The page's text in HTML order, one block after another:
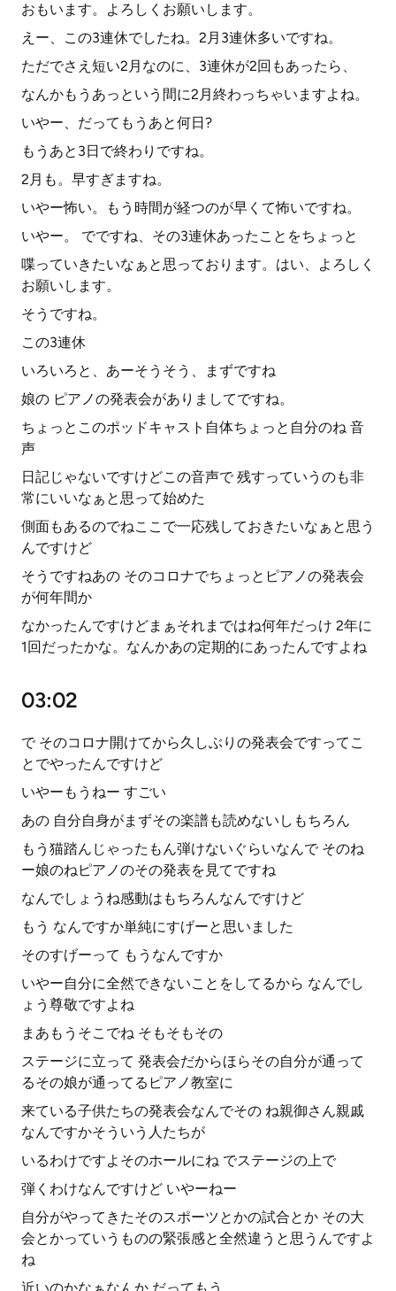
おもいます。よろしくお願いします。
えー、この3連休でしたね。2月3連休多いですね。
ただでさえ短い2月なのに、3連休が2回もあったら、
なんかもうあっという間に2月終わっちゃいますよね。
いやー、だってもうあと何日?
もうあと3日で終わりですね。
2月も。早すぎますね。
いやー怖い。もう時間が経つのが早くて怖いですね。
いやー。 でですね、その3連休あったことをちょっと
喋っていきたいなぁと思っております。はい、よろしく
お願いします。
そうですね。
この3連休
いろいろと、あーそうそう、まずですね
娘の ピアノの発表会がありましてですね。
ちょっとこのポッドキャスト自体ちょっと自分のね 音
声
日記じゃないですけどこの音声で 残すっていうのも非
常にいいなぁと思って始めた
側面もあるのでねここで一応残しておきたいなぁと思う
んですけど
そうですねあの そのコロナでちょっとピアノの発表会
が何年間か
なかったんですけどまぁそれまではね何年だっけ 2年に
1回だったかな。なんかあの定期的にあったんですよね
03:02
で そのコロナ開けてから久しぶりの発表会ですってこ
とでやったんですけど
いやーもうねー すごい
あの 自分自身がまずその楽譜も読めないしもちろん
もう猫踏んじゃったもん弾けないぐらいなんで そのね
ー娘のねピアノのその発表を見てですね
なんでしょうね感動はもちろんなんですけど
もう なんですか単純にすげーと思いました
そのすげーって もうなんですか
いやー自分に全然できないことをしてるから なんでし
ょう尊敬ですよね
まあもうそこでね そもそもその
ステージに立って 発表会だからほらその自分が通って
るその娘が通ってるピアノ教室に
来ている子供たちの発表会なんでその ね親御さん親戚
なんですかそういう人たちが
いるわけですよそのホールにね でステージの上で
弾くわけなんですけど いやーねー
自分がやってきたそのスポーツとかの試合とか その大
会とかっていうものの緊張感と全然違うと思うんですよ
ね